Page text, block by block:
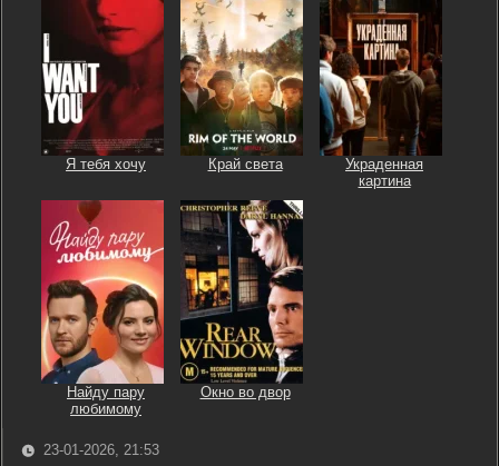
Я тебя хочу Край света
Украденная
картина
Найду пару
любимому
Окно во двор
23-01-2026, 21:53